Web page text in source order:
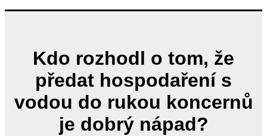
Kdo rozhodl o tom, že
předat hospodaření s
vodou do rukou koncernů
je dobrý nápad?